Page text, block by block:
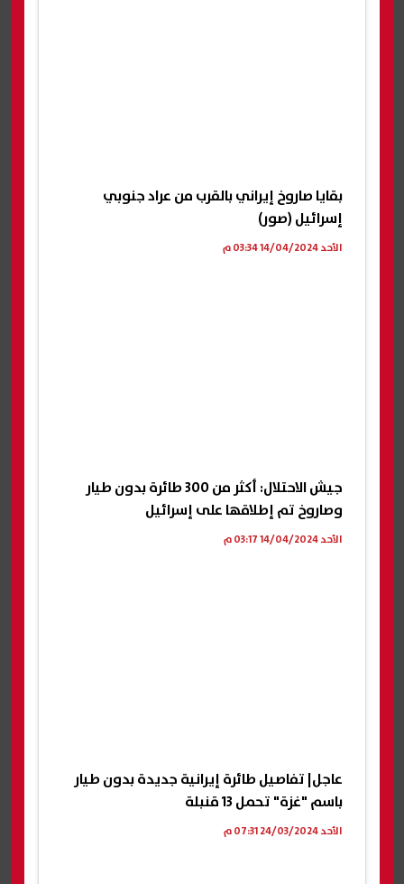
بقايا صاروخ إيراني بالقرب من عراد جنوبي
إسرائيل (صور)
الأحد 14/04/2024 03:34 م
جيش الاحتلال: أكثر من 300 طائرة بدون طيار
وصاروخ تم إطلاقها على إسرائيل
الأحد 14/04/2024 03:17 م
عاجل| تفاصيل طائرة إيرانية جديدة بدون طيار
باسم "غزة" تحمل 13 قنبلة
الأحد 24/03/2024 07:31 م